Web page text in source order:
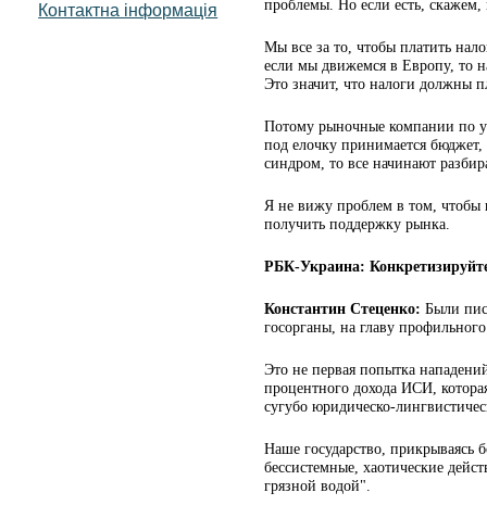
Контактна інформація
проблемы. Но если есть, скажем,
Мы все за то, чтобы платить
если мы движемся в Европу, то
Это значит, что налоги должны
Потому рыночные компании по
под елочку принимается
синдром, то все начинают
Я не вижу проблем в том, чтобы
получить поддержку рынка.
РБК-Украина:
Константин Стеценко: Были
госорганы, на главу
Это не первая попытка
процентного дохода ИСИ,
сугубо юридическо-
Наше государство, прикрываясь
бессистемные, хаотические
грязной водой".